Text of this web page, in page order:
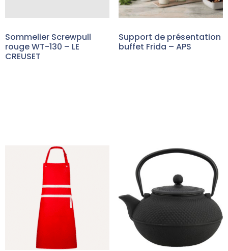
Sommelier Screwpull
rouge WT-130 – LE
CREUSET
Support de présentation
buffet Frida – APS